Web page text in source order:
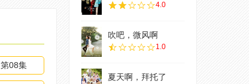
第08集
4.0
吹吧，微风啊
1.0
夏天啊，拜托了